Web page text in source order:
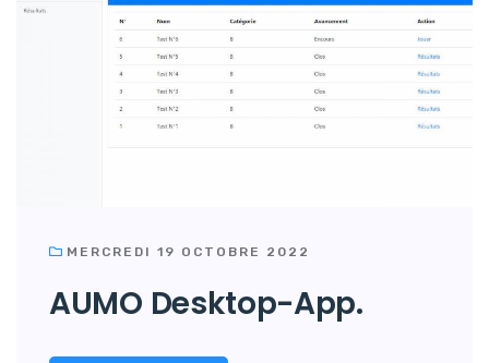
MERCREDI 19 OCTOBRE 2022
AUMO Desktop-App.